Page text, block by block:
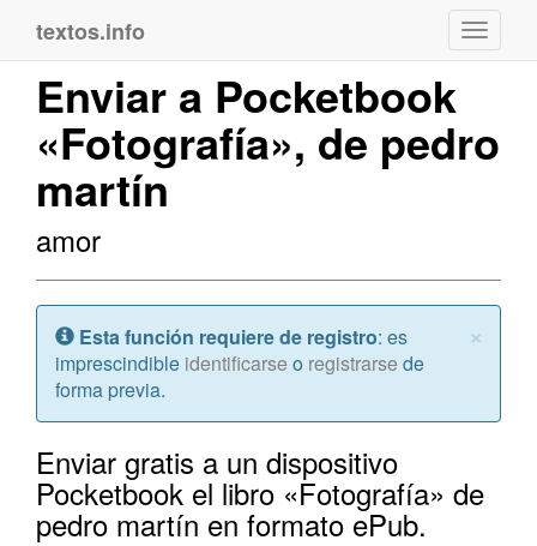
textos.info
Enviar a Pocketbook
«Fotografía», de pedro
martín
amor
×
Atención:
Esta función requiere de registro: es
imprescindible identificarse o registrarse de
forma previa.
Enviar gratis a un dispositivo
Pocketbook el libro «Fotografía» de
pedro martín en formato ePub.